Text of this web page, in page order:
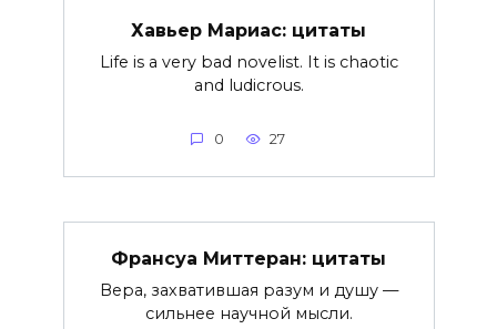
Хавьер Мариас: цитаты
Life is a very bad novelist. It is chaotic
and ludicrous.
0 27
Франсуа Миттеран: цитаты
Вера, захватившая разум и душу —
сильнее научной мысли.